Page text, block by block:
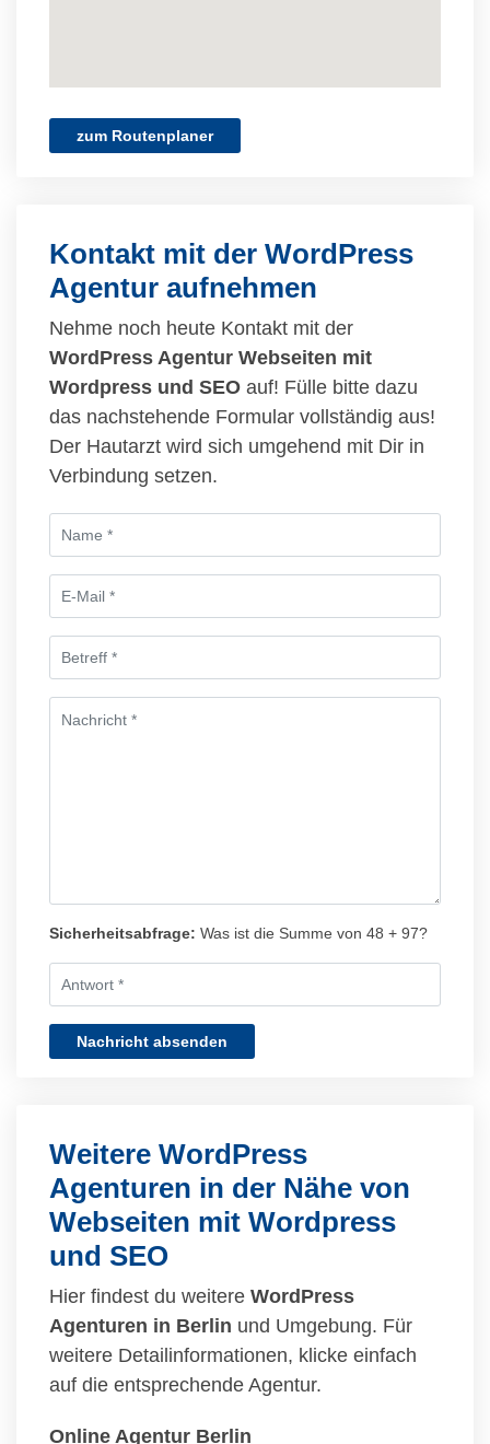
zum Routenplaner
Kontakt mit der WordPress
Agentur aufnehmen
Nehme noch heute Kontakt mit der
WordPress Agentur Webseiten mit
Wordpress und SEO auf! Fülle bitte dazu
das nachstehende Formular vollständig aus!
Der Hautarzt wird sich umgehend mit Dir in
Verbindung setzen.
Sicherheitsabfrage: Was ist die Summe von 48 + 97?
Nachricht absenden
Weitere WordPress
Agenturen in der Nähe von
Webseiten mit Wordpress
und SEO
Hier findest du weitere WordPress
Agenturen in Berlin und Umgebung. Für
weitere Detailinformationen, klicke einfach
auf die entsprechende Agentur.
Online Agentur Berlin